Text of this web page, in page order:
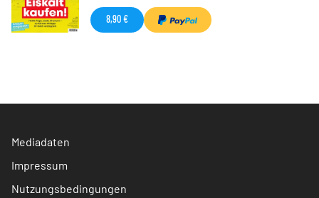
8,90 €
Mediadaten
Impressum
Nutzungsbedingungen